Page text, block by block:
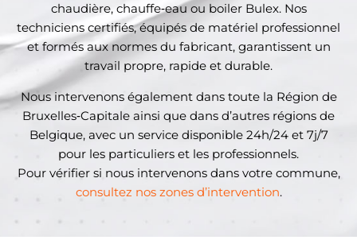
chaudière, chauffe‑eau ou boiler Bulex. Nos
techniciens certifiés, équipés de matériel professionnel
et formés aux normes du fabricant, garantissent un
travail propre, rapide et durable.
Nous intervenons également dans toute la Région de
Bruxelles‑Capitale ainsi que dans d’autres régions de
Belgique, avec un service disponible 24h/24 et 7j/7
pour les particuliers et les professionnels.
Pour vérifier si nous intervenons dans votre commune,
consultez nos zones d’intervention.